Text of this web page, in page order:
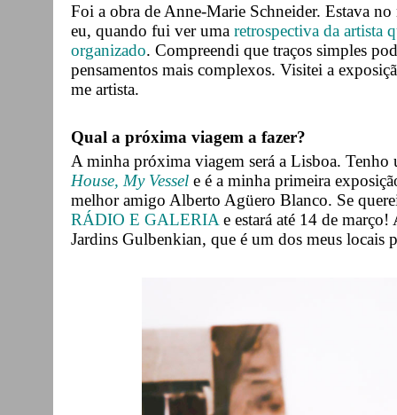
Foi a obra de Anne-Marie Schneider. Estava
eu, quando fui ver uma retrospectiva da artista
organizado. Compreendi que traços simples
pensamentos mais complexos. Visitei a
me artista.
Qual a próxima viagem a fazer?
A minha próxima viagem será a Lisboa. Tenho
House, My Vessel e é a minha primeira
melhor amigo Alberto Agüero Blanco. Se
RÁDIO E GALERIA e estará até 14 de
Jardins Gulbenkian, que é um dos meus locais